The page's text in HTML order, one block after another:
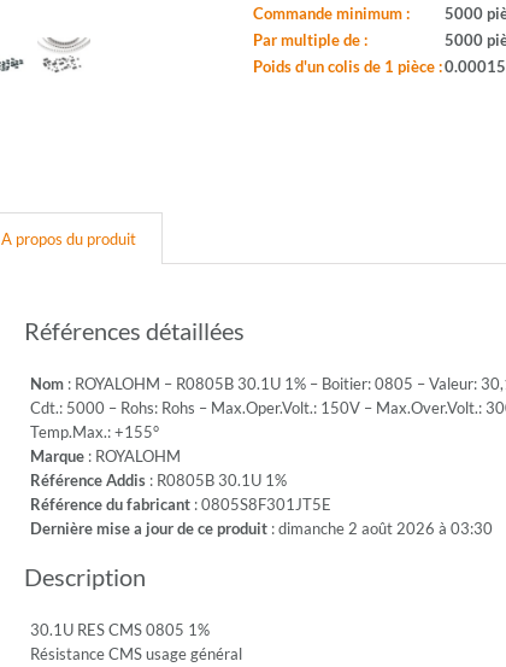
1%
-
Boitier:
-
Emb.:
REEL
Rohs:
Commande minimum :
5000
Par multiple de :
5000
Poids d'un colis de 1 pièce :
A propos du produit
Références détaillées
Nom : ROYALOHM – R0805B 30.1U 1% – Boitier: 0805 – Valeur:
Cdt.: 5000 – Rohs: Rohs – Max.Oper.Volt.: 150V – Max.Over.Volt.:
Temp.Max.: +155°
Marque : ROYALOHM
Référence Addis : R0805B 30.1U 1%
Référence du fabricant : 0805S8F301JT5E
Dernière mise a jour de ce produit : dimanche 2 août 2026 à 03:30
Description
30.1U RES CMS 0805 1%
Résistance CMS usage général